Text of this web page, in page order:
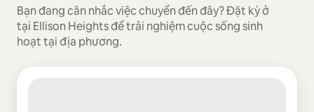
Bạn đang cân nhắc việc chuyển đến đây? Đặt kỳ ở
tại Ellison Heights để trải nghiệm cuộc sống sinh
hoạt tại địa phương.